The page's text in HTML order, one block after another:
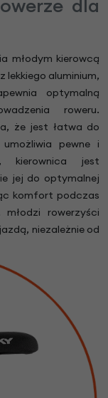
dla
młodym kierowcą
lekkiego aluminium,
optymalną
roweru.
że jest łatwa do
pewne i
kierownica jest
jej do optymalnej
komfort podczas
młodzi rowerzyści
niezależnie od